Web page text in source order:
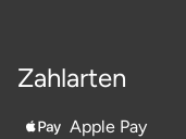
Zahlarten
Apple Pay